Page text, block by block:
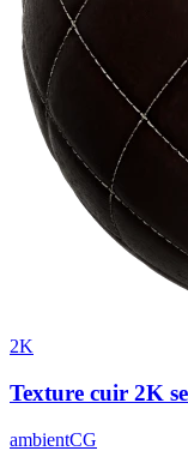
2K
Texture cuir 2K
ambientCG